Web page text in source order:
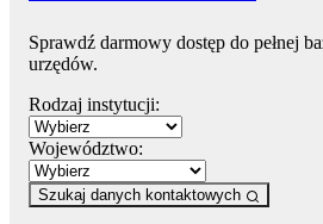
Sprawdź darmowy dostęp do pełnej
urzędów.
Rodzaj instytucji:
Województwo:
Szukaj danych kontaktowych